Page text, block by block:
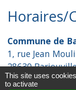
Horaires/
Commune de
1, rue Jean
28630
+33 2 37 34 30 04
This site uses
to activate